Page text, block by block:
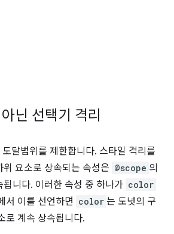
닌 선택기 격리
달범위를 제한합니다. 스타일 격리를
요소로 상속되는 속성은 @scope 의
니다. 이러한 속성 중 하나가 color
서 이를 선언하면 color 는 도넛의 구
로 계속 상속됩니다.